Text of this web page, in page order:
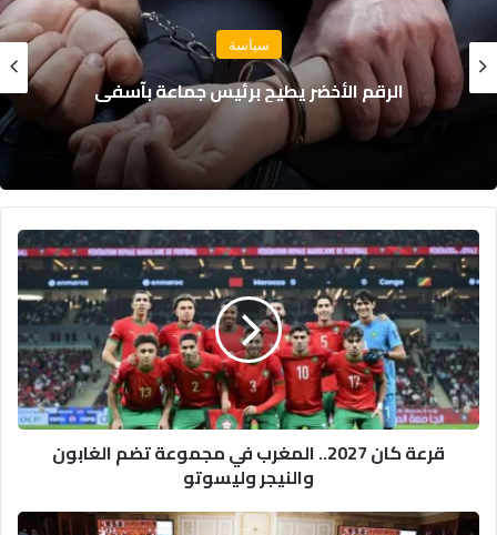
مجتمع
نجاة 18 بحارًا بعد غرق مركب صيد للسردين قبالة
سواحل الداخلة
قرعة
كان
2027..
المغرب
مجموعة
تضم
الغابون
والنيجر
وليسوتو
قرعة كان 2027.. المغرب في مجموعة تضم الغابون
والنيجر وليسوتو
مجلس